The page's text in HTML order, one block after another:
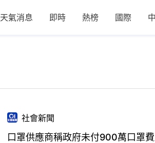
天氣消息 即時 熱榜 國際
社會新聞
口罩供應商稱政府未付900萬口罩